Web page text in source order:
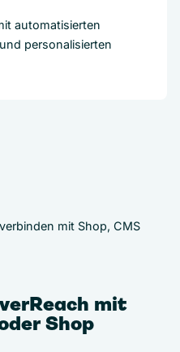
automatisierten
personalisierten
mit
Shop